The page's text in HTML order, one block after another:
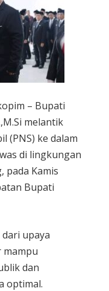
– Bupati
melantik
(PNS) ke dalam
di lingkungan
pada Kamis
Bupati
upaya
dan
optimal.